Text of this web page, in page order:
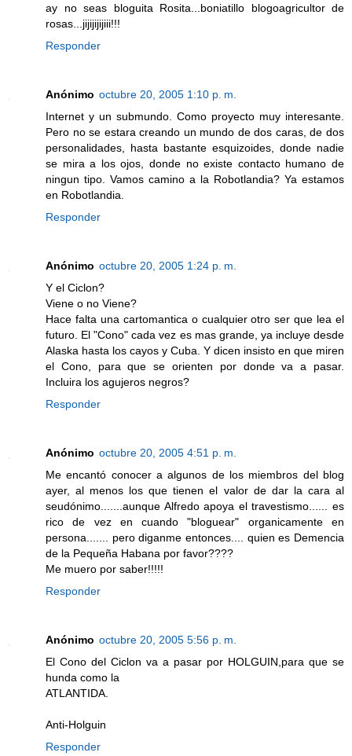
ay no seas bloguita Rosita...boniatillo blogoagricultor de
rosas...jijijijijiii!!!
Responder
Anónimo octubre 20, 2005 1:10 p. m.
Internet y un submundo. Como proyecto muy interesante.
Pero no se estara creando un mundo de dos caras, de dos
personalidades, hasta bastante esquizoides, donde nadie
se mira a los ojos, donde no existe contacto humano de
ningun tipo. Vamos camino a la Robotlandia? Ya estamos
en Robotlandia.
Responder
Anónimo octubre 20, 2005 1:24 p. m.
Y el Ciclon?
Viene o no Viene?
Hace falta una cartomantica o cualquier otro ser que lea el
futuro. El "Cono" cada vez es mas grande, ya incluye desde
Alaska hasta los cayos y Cuba. Y dicen insisto en que miren
el Cono, para que se orienten por donde va a pasar.
Incluira los agujeros negros?
Responder
Anónimo octubre 20, 2005 4:51 p. m.
Me encantó conocer a algunos de los miembros del blog
ayer, al menos los que tienen el valor de dar la cara al
seudónimo.......aunque Alfredo apoya el travestismo...... es
rico de vez en cuando "bloguear" organicamente en
persona....... pero diganme entonces.... quien es Demencia
de la Pequeña Habana por favor????
Me muero por saber!!!!!
Responder
Anónimo octubre 20, 2005 5:56 p. m.
El Cono del Ciclon va a pasar por HOLGUIN,para que se
hunda como la
ATLANTIDA.
Anti-Holguin
Responder